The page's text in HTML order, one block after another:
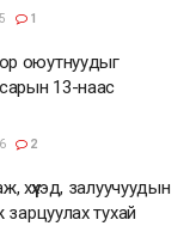
1
оюутнуудыг
13-наас
2
хүүхэд, залуучуудын
зарцуулах тухай